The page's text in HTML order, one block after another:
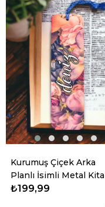
Kurumuş Çiçek Arka
Planlı İsimli Metal
Ayracı
₺199,99